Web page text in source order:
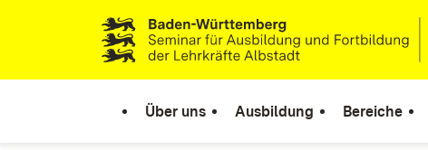
Zum Inhalt springen
Link zur Startseite
Über uns Ausbildung Bereiche